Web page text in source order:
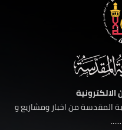
الالكترونية
المقدسة من اخبار ومشاريع و